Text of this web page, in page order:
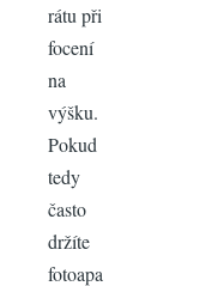
rátu při
focení
na
výšku.
Pokud
tedy
často
držíte
fotoapa